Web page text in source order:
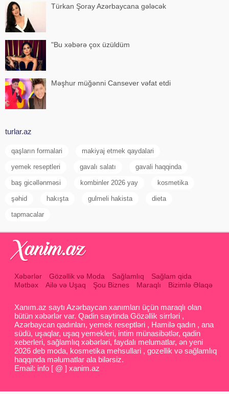
Türkan Şoray Azərbaycana gələcək
"Bu xəbərə çox üzüldüm
Məşhur müğənni Cansever vəfat etdi
turlar.az
qaşların formalari makiyaj etmek qaydalari
yemek reseptleri gavalı salatı gavali haqqinda
baş gicəllənməsi kombinler 2026 yay kosmetika
şəhid hakışta gulmeli hakista dieta
tapmacalar
Xəbərlər Gözəllik və Moda Sağlamlıq
Sağlam qida
Mətbəx
Ailə və Uşaq Şou Biznes Maraqlı Bizimlə Əlaqə
Xanım.az saytı Azərbaycan xanımları üçün maraqlı olan
bütün xəbərlər var. Qadin saytinda Gözəllik sirrləri ,
Azərbaycan qadınları, yemek reseptləri , Hamilə qadın , ana
südü, uşaqlar, uşaq yemekleri, intim münasibətlər, qadin
xeberleri, sağlamlıq xəbərləri, faydalı melumatlar, ən yeni
2026 deb moda, kosmetika mehsullari , gozellik və sağlamlıq
haqqında məlumatlar ala bilərsiz.
Email: info [ @ ] xanim.az